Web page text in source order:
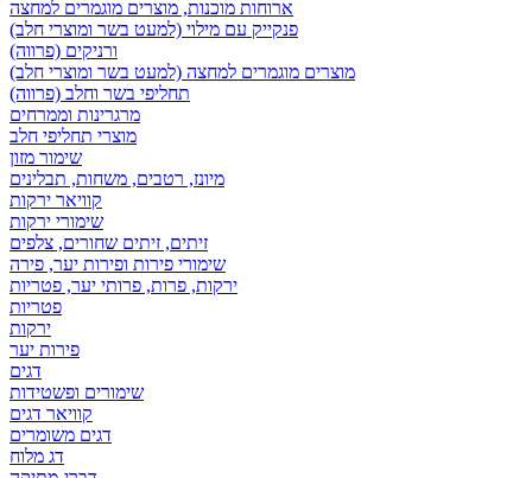
ארוחות מוכנות, מוצרים מוגמרים למחצה
פנקייק עם מילוי (למעט בשר ומוצרי חלב)
ורניקים (פרווה)
מוצרים מוגמרים למחצה (למעט בשר ומוצרי חלב)
תחליפי בשר וחלב (פרווה)
מרגרינות וממרחים
מוצרי תחליפי חלב
שימור מזון
מיונז, רטבים, משחות, תבלינים
קוויאר ירקות
שימורי ירקות
זיתים, זיתים שחורים, צלפים
שימורי פירות ופירות יער, פירה
ירקות, פרות, פרותי יער, פטריות
פטריות
ירקות
פירות יער
דגים
שימורים ופשטידות
קוויאר דגים
דגים משומרים
דג מלוח